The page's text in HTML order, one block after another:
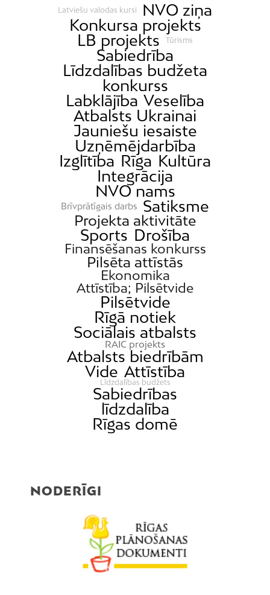
Latviešu valodas kursi
NVO ziņa
Konkursa projekts
LB projekts
Tūrisms
Sabiedrība
Līdzdalības budžeta
konkurss
Labklājība Veselība
Atbalsts Ukrainai
Jauniešu iesaiste
Uzņēmējdarbība
Izglītība Rīga Kultūra
Integrācija
NVO nams
Brīvprātīgais darbs Satiksme
Projekta aktivitāte
Sports Drošība
Finansēšanas konkurss
Pilsēta attīstās
Ekonomika
Attīstība; Pilsētvide
Pilsētvide
Rīgā notiek
Sociālais atbalsts
RAIC projekts
Atbalsts biedrībām
Vide Attīstība
Līdzdalības budžets
Sabiedrības
līdzdalība
Rīgas domē
NODERĪGI